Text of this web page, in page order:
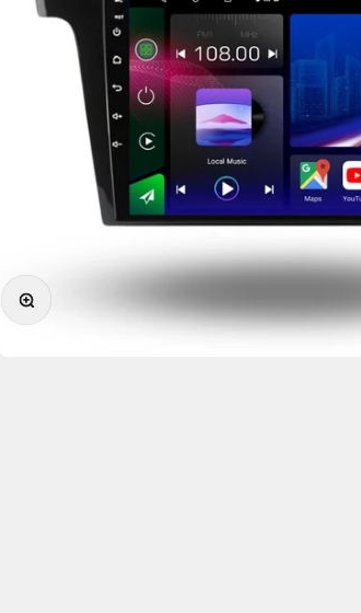
Zoomer sur l'image